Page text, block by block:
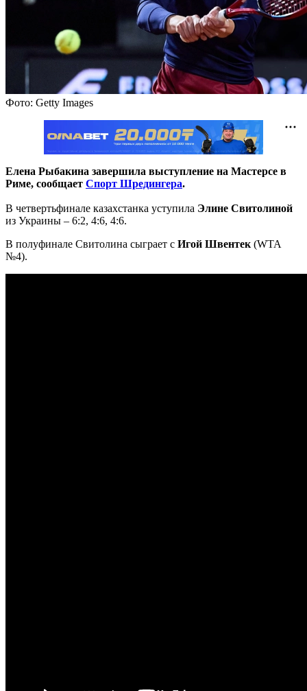
Фото: Getty Images
Елена Рыбакина завершила выступление на Мастерсе в
Риме, сообщает Спорт Шредингера.
В четвертьфинале казахстанка уступила Элине Свитолиной
из Украины – 6:2, 4:6, 4:6.
В полуфинале Свитолина сыграет с Игой Швентек (WTA
№4).